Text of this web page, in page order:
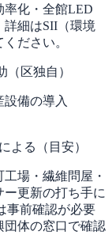
率化・全館LED
細はSII（環境
ださい。
区独自）
備の導入
よる（目安）
場・繊維問屋・
更新の打ち手に
事前確認が必要
団体の窓口で確認